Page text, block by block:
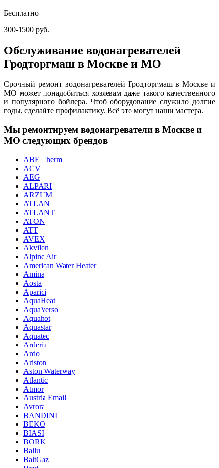
Бесплатно
300-1500 руб.
Обслуживание водонагревателей
Гродторгмаш в Москве и МО
Срочный ремонт водонагревателей Гродторгмаш в Москве и
МО может понадобиться хозяевам даже такого качественного
и популярного бойлера. Чтоб оборудование служило долгие
годы, сделайте профилактику. Всё это могут наши мастера.
Мы ремонтируем водонагреватели в Москве и
МО следующих брендов
ABE Therm
ACV
AEG
ALPARI
ARZUM
ATLAN
ATLANT
ATON
ATT
AVEX
Akvilon
Alpine Air
American Water Heater
Amina
Aosta
Aparici
AquaHeat
AquaVerso
Aquahot
Aquastar
Aquatec
Arderia
Ardo
Ariston
Aston Waterway
Atlantic
Atmor
Austria Email
Avrora
BANDINI
BEKO
BIASI
BORK
Ballu
BaltGaz